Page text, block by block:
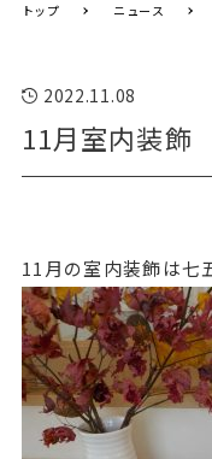
トップ ニュース
2022.11.08
11月室内装飾
11月の室内装飾は七